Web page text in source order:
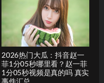
2026热门大瓜：抖音赵一
菲1分05秒哪里看？赵一菲
1分05秒视频是真的吗 真实